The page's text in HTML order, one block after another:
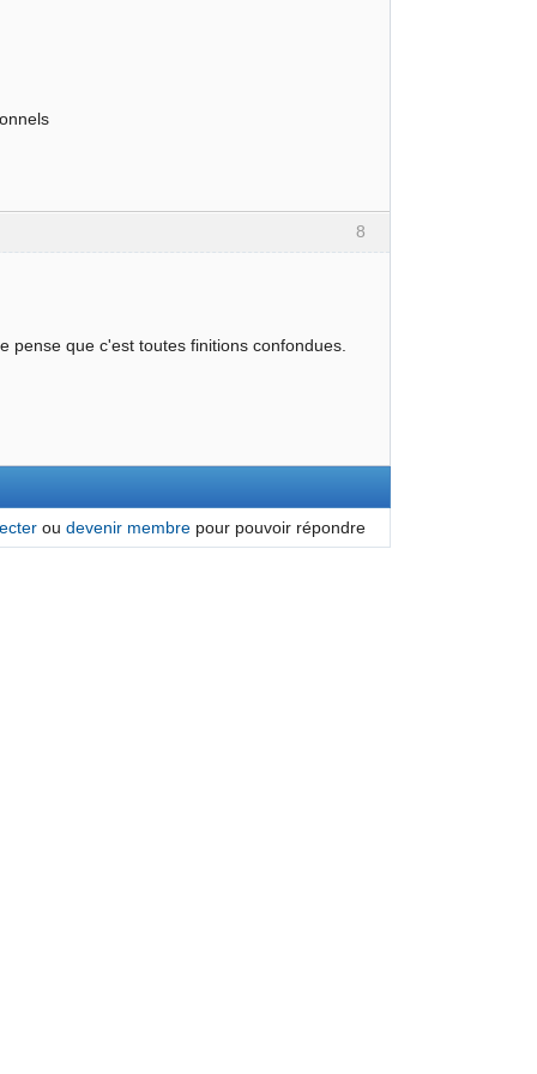
8
pense que c'est toutes finitions confondues.
ou devenir membrepour pouvoir répondre